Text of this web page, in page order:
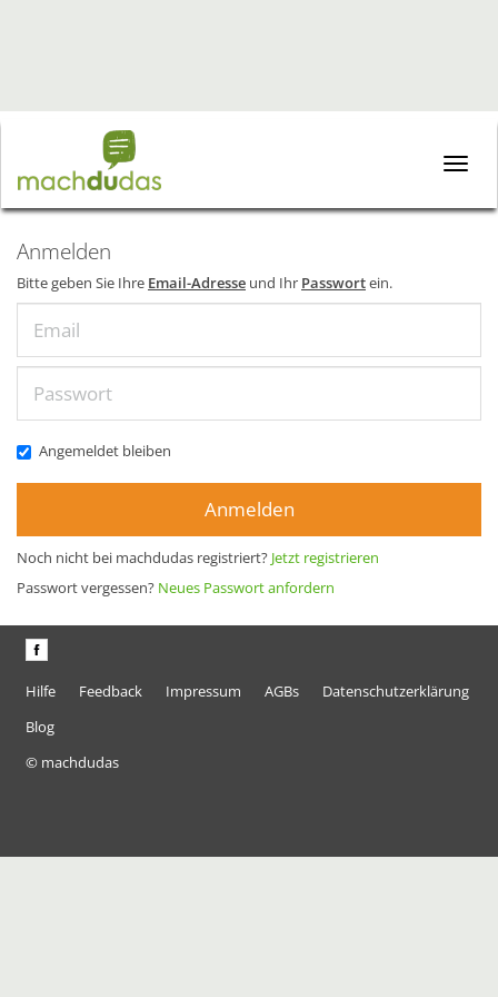
Toggle
Anmelden
Bitte geben Sie Ihre Email-Adresse und Ihr Passwortein.
Angemeldet bleiben
Anmelden
Noch nicht bei machdudas registriert? Jetzt registrieren
Passwort vergessen? Neues Passwort anfordern
Hilfe Feedback Impressum AGBs
Datenschutzerklärung
Blog
© machdudas